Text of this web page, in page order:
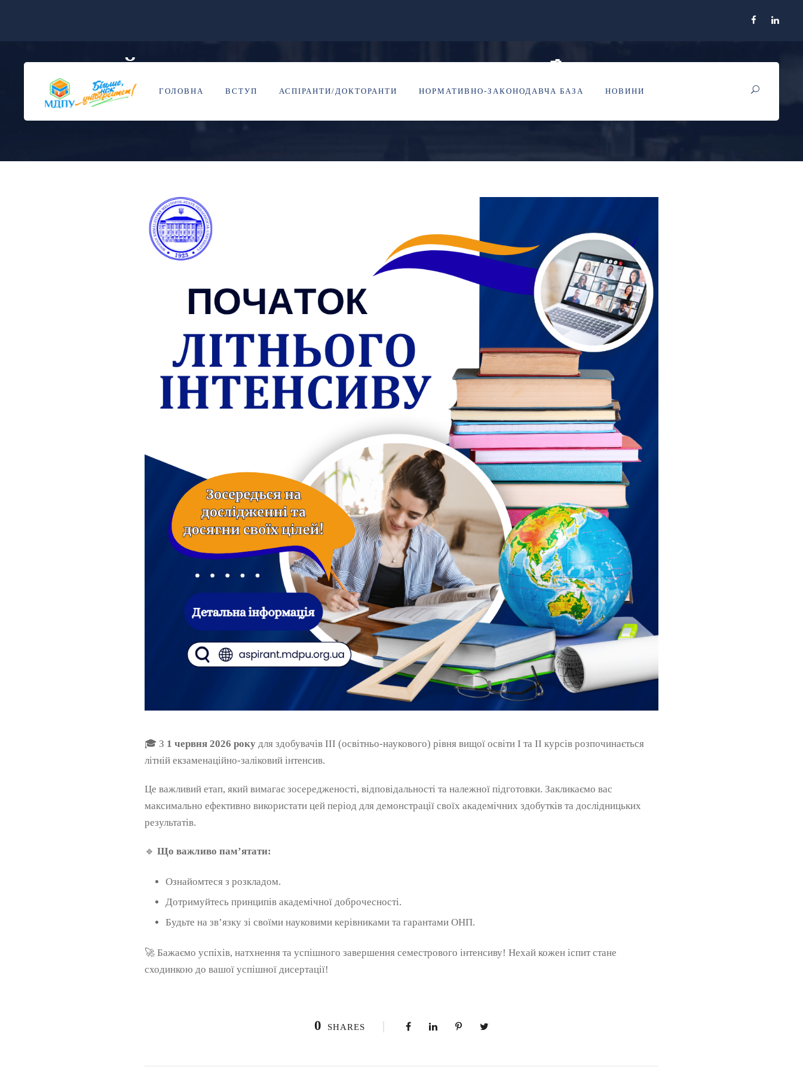
ГОЛОВНА ВСТУП АСПІРАНТИ/ДОКТОРАНТИ НОРМАТИВНО-ЗАКОНОДАВЧА БАЗА НОВИНИ
29 МАЙБУТНІ НАУКОВЦІ, ДО УВАГИ! 📢
BY НАДЯ ДОРОШ
🎓 З 1 червня 2026 року для здобувачів ІІІ (освітньо-наукового) рівня вищої освіти I та II курсів розпочинається
літній екзаменаційно-заліковий інтенсив.
Це важливий етап, який вимагає зосередженості, відповідальності та належної підготовки. Закликаємо вас
максимально ефективно використати цей період для демонстрації своїх академічних здобутків та дослідницьких
результатів.
🔹 Що важливо пам’ятати:
Ознайомтеся з розкладом.
Дотримуйтесь принципів академічної доброчесності.
Будьте на зв’язку зі своїми науковими керівниками та гарантами ОНП.
🚀 Бажаємо успіхів, натхнення та успішного завершення семестрового інтенсиву! Нехай кожен іспит стане
сходинкою до вашої успішної дисертації!
0 SHARES